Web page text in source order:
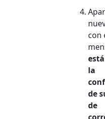
con
la
de
de